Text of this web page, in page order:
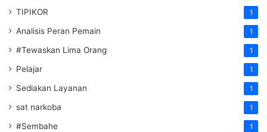
TIPIKOR 1
Analisis Peran Pemain 1
#Tewaskan Lima Orang 1
Pelajar 1
Sediakan Layanan 1
sat narkoba 1
#Sembahe 1